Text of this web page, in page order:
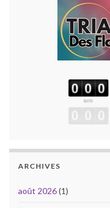
ARCHIVES
août 2026(1)